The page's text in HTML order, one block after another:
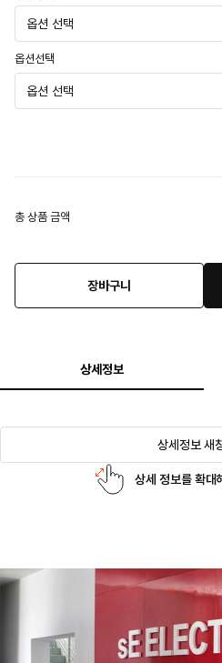
옵션선택
총 상품 금액
장바구니
상세정보
상세정보 새
상세 정보를 확대